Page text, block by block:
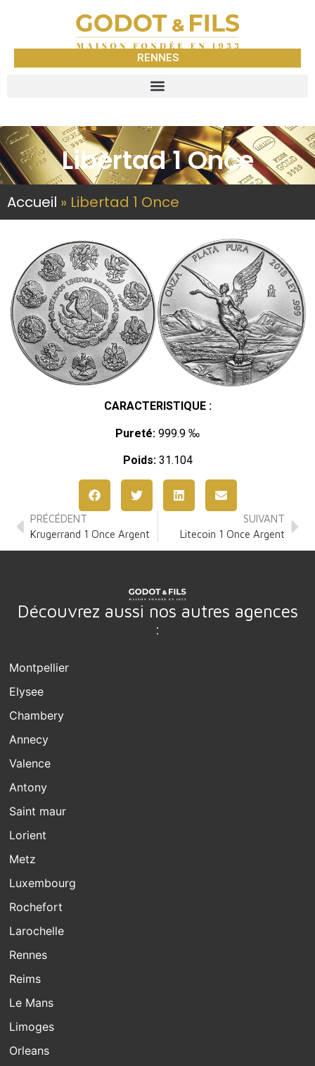
RENNES
Libertad 1 Once
Accueil » Libertad 1 Once
CARACTERISTIQUE :
Pureté: 999.9 ‰
Poids:31.104
PRÉCÉDENT
Krugerrand 1 Once Argent
SUIVANT
Litecoin 1 Once Argent
Découvrez aussi nos autres agences
:
Montpellier
Elysee
Chambery
Annecy
Valence
Antony
Saint maur
Lorient
Metz
Luxembourg
Rochefort
Larochelle
Rennes
Reims
Le Mans
Limoges
Orleans